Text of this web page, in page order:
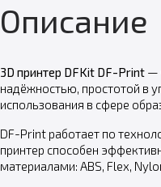
Описание
3D принтер DFKit DF-Print—
надёжностью, простотой в
использования в сфере
DF-Print работает по
принтер способен
материалами: ABS, Flex,